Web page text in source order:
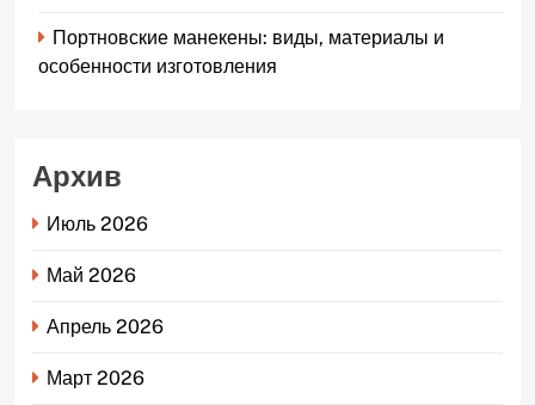
Портновские манекены: виды, материалы и
особенности изготовления
Архив
Июль 2026
Май 2026
Апрель 2026
Март 2026